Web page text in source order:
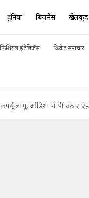
दुनिया बिज़नेस खेलकूद
इंटेलिजेंस क्रिकेट समाचार
कर्फ्यू लागू, ओडिशा ने भी उठाए